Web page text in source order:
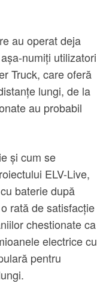
au operat deja
numiți utilizatori
Truck, care oferă
lungi, de la
au probabil
și cum se
ELV-Live,
baterie după
rată de satisfacție
chestionate ca
electrice cu
pentru